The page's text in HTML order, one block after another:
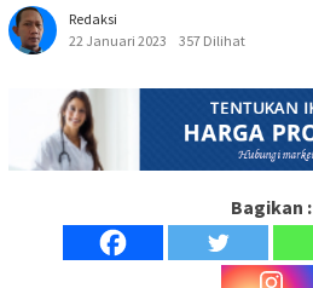
Redaksi
22 Januari 2023
357 Dilihat
Bagikan :